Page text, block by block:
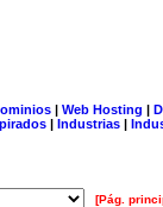
| Web Hosting |
| Industrias |
[Pág.